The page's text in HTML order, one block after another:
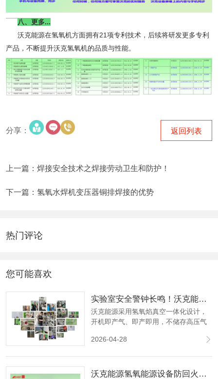
八、更多...
沃克能源在氢氧机方面拥有21项专利技术，后续将研发更多专利
产品，不断提升沃克氢氧机的品质与性能。
分享： 返回列表
上一篇：焊接安全技术之焊接劳动卫生和防护！
下一篇：氢氧水焊机变压器铜排焊接的优势
热门评论
您可能喜欢
实验室安全警钟长鸣！沃克能源筑牢石英管封管安全防线
沃克能源采用氢氧焰真空一体化设计，
开机即产气、即产即用，不储存高压气
全可控，既兼顾石英管封管的气密性与
为每一份科研初心保驾护航。
2026-04-28
沃克能源氢氧能源设备防回火装置 为氢氧设备安全筑牢 “防火墙”